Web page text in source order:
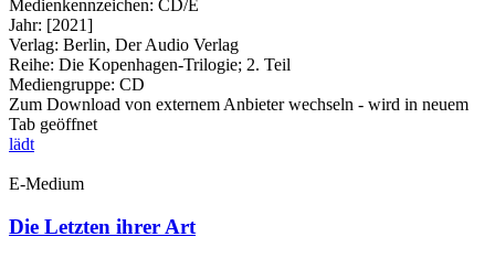
Medienkennzeichen: CD/E
Jahr: [2021]
Verlag: Berlin, Der Audio Verlag
Reihe: Die Kopenhagen-Trilogie; 2. Teil
Mediengruppe: CD
Zum Download von externem Anbieter wechseln - wird in neuem
Tab geöffnet
lädt
E-Medium
Die Letzten ihrer Art